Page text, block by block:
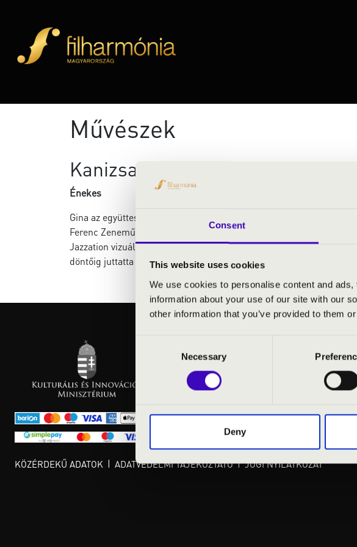
Consent
This website uses cookies
We use cookies to personalise content and
information about your use of our site with our
other information that you’ve provided to them
Necessary
Deny
Művészek
Kanizsa Gina
Énekes
Gina az együttesen kívül is a mainstream jazz elkötelezett
Ferenc Zeneművészeti Egyetem jazz tanszakán mint jazz-ének
Jazzation vizuális harmonizációja styling formájában: ő hagyja
döntőig juttatta a Fall Like Rain-t, melynek eredeti, acappella
KÖZÉRDEKŰ ADATOK ADATVÉDELMI TÁJÉKOZTATÓ JOGI NYILATKOZAT